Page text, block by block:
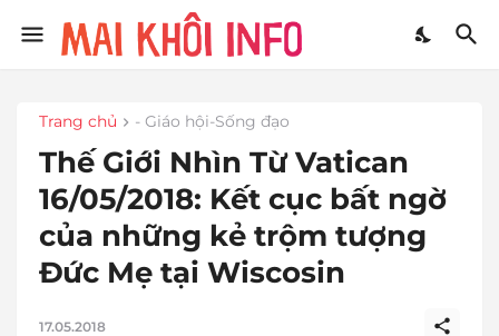
Trang chủ - Giáo hội-Sống đạo
Thế Giới Nhìn Từ Vatican
16/05/2018: Kết cục bất ngờ
của những kẻ trộm tượng
Đức Mẹ tại Wiscosin
17.05.2018